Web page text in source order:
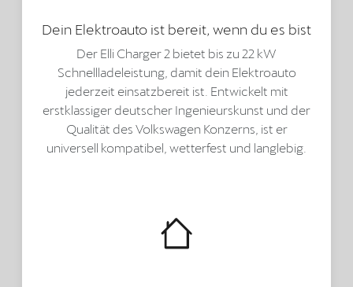
Dein Elektroauto ist bereit, wenn du es bist
Der Elli Charger 2 bietet bis zu 22 kW
Schnellladeleistung, damit dein Elektroauto
jederzeit einsatzbereit ist. Entwickelt mit
erstklassiger deutscher Ingenieurskunst und der
Qualität des Volkswagen Konzerns, ist er
universell kompatibel, wetterfest und langlebig.